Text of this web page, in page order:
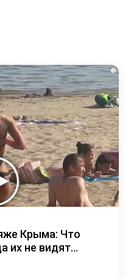
i
Крыма: Что
их не видят...